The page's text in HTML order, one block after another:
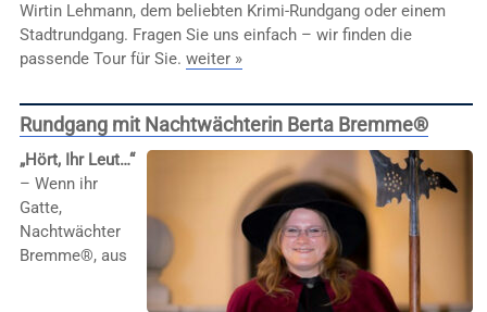
Wirtin Lehmann, dem beliebten Krimi-Rundgang oder einem
Stadtrundgang. Fragen Sie uns einfach – wir finden die
passende Tour für Sie. weiter »
Rundgang mit Nachtwächterin Berta Bremme®
„Hört, Ihr Leut…“
– Wenn ihr
Gatte,
Nachtwächter
Bremme®, aus